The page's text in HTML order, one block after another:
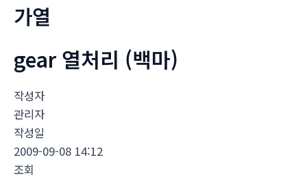
가열
gear 열처리 (백마)
작성자
관리자
작성일
2009-09-08 14:12
조회